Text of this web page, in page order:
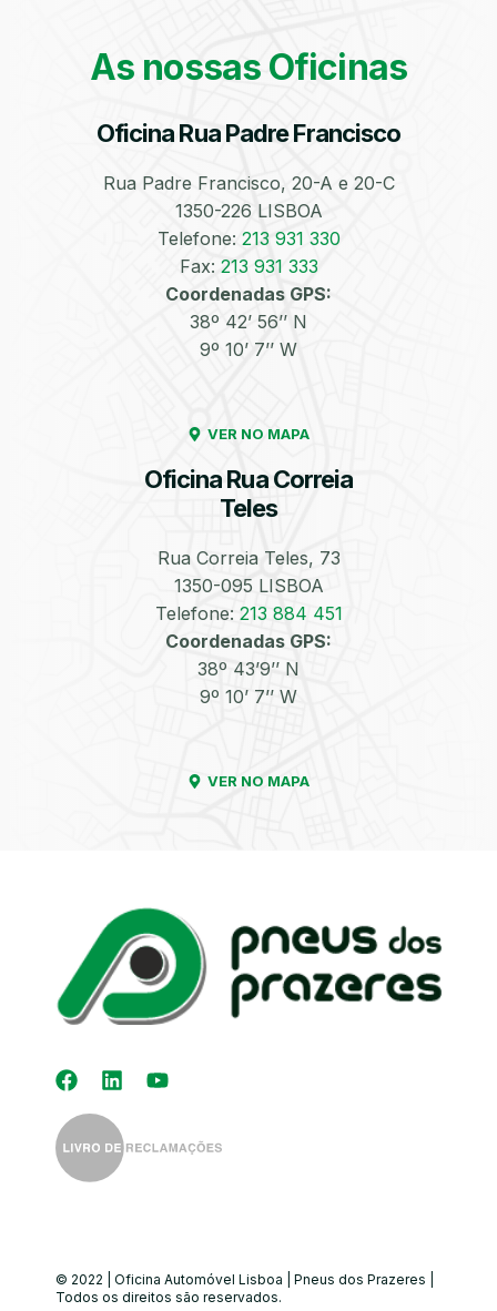
As nossas Oficinas
Oficina Rua Padre Francisco
Rua Padre Francisco, 20-A e 20-C
1350-226 LISBOA
Telefone: 213 931 330
Fax: 213 931 333
Coordenadas GPS:
38º 42’ 56’’ N
9º 10’ 7’’ W
VER NO MAPA
Oficina Rua Correia
Teles
Rua Correia Teles, 73
1350-095 LISBOA
Telefone: 213 884 451
Coordenadas GPS:
38º 43’9’’ N
9º 10’ 7’’ W
VER NO MAPA
© 2022 | Oficina Automóvel Lisboa | Pneus dos Prazeres |
Todos os direitos são reservados.
Bate-Chapas
Higienização e
Automóvel
Equilibragem das
Rodas
Desempeno de
Jantes
Kit Distribuição
Diagnóstico